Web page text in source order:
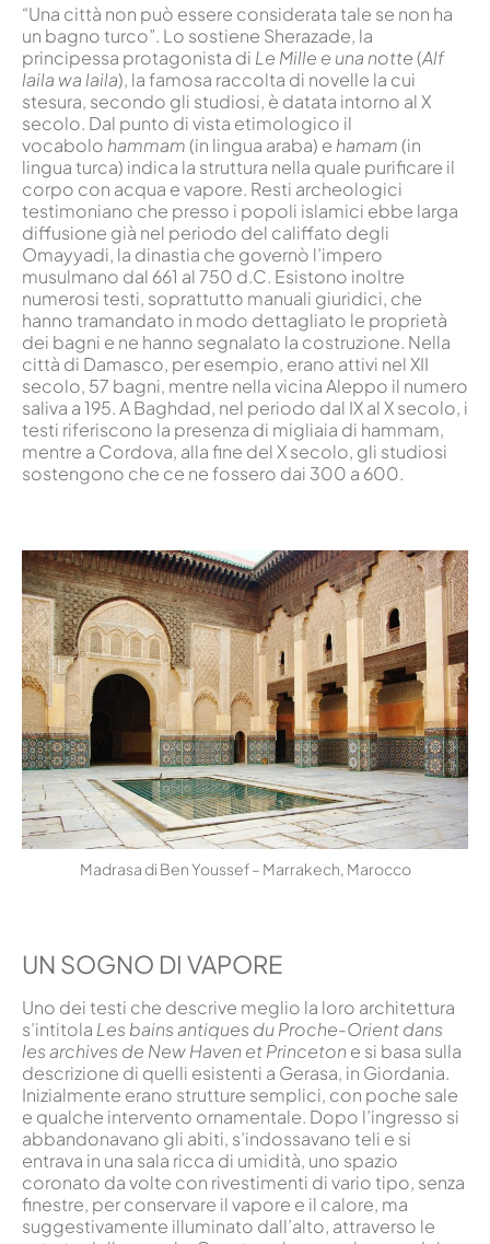
“Una città non può essere considerata tale se non ha
un bagno turco”. Lo sostiene Sherazade, la
principessa protagonista di Le Mille e una notte(Alf
laila wa laila), la famosa raccolta di novelle la cui
stesura, secondo gli studiosi, è datata intorno al X
secolo. Dal punto di vista etimologico il
vocabolo hammam(in lingua araba) e hamam(in
lingua turca) indica la struttura nella quale purificare il
corpo con acqua e vapore. Resti archeologici
testimoniano che presso i popoli islamici ebbe larga
diffusione già nel periodo del califfato degli
Omayyadi, la dinastia che governò l’impero
musulmano dal 661 al 750 d.C. Esistono inoltre
numerosi testi, soprattutto manuali giuridici, che
hanno tramandato in modo dettagliato le proprietà
dei bagni e ne hanno segnalato la costruzione. Nella
città di Damasco, per esempio, erano attivi nel XII
secolo, 57 bagni, mentre nella vicina Aleppo il numero
saliva a 195. A Baghdad, nel periodo dal IX al X secolo, i
testi riferiscono la presenza di migliaia di hammam,
mentre a Cordova, alla fine del X secolo, gli studiosi
sostengono che ce ne fossero dai 300 a 600.
Madrasa di Ben Youssef – Marrakech, Marocco
UN SOGNO DI VAPORE
Uno dei testi che descrive meglio la loro architettura
s’intitola Les bains antiques du Proche-Orient dans
les archives de New Haven et Princeton e si basa sulla
descrizione di quelli esistenti a Gerasa, in Giordania.
Inizialmente erano strutture semplici, con poche sale
e qualche intervento ornamentale. Dopo l’ingresso si
abbandonavano gli abiti, s’indossavano teli e si
entrava in una sala ricca di umidità, uno spazio
coronato da volte con rivestimenti di vario tipo, senza
finestre, per conservare il vapore e il calore, ma
suggestivamente illuminato dall’alto, attraverso le